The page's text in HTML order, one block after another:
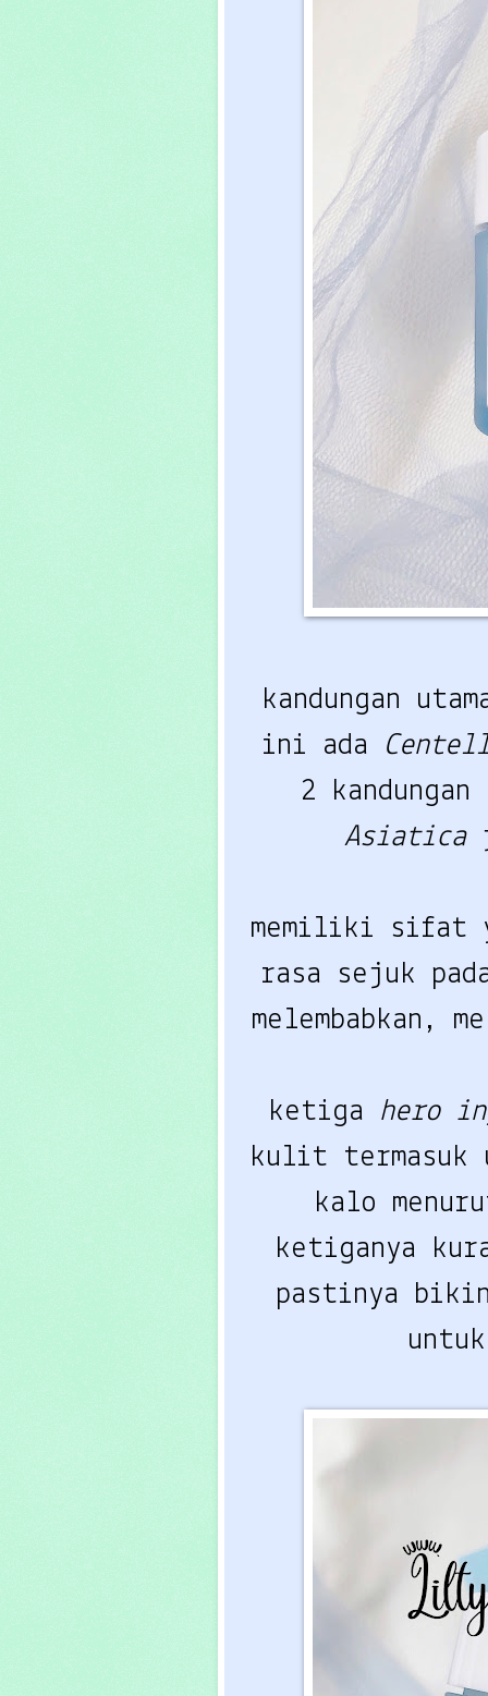
kandungan
ini ada
2
Asiatica
memiliki sifat
rasa sejuk
melembabkan,
ketiga hero
kulit
kalo
ketiganya
pastinya